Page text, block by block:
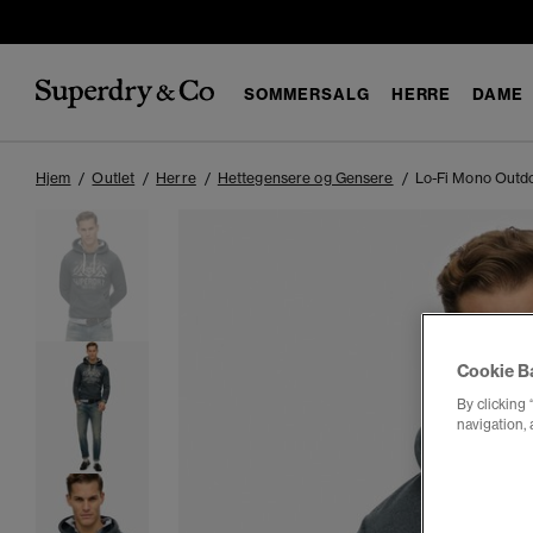
SOMMERSALG HERRE DAME
Hjem Outlet Herre Hettegensere og Gensere Lo-Fi Mono
Cookie
By clicking
navigation,